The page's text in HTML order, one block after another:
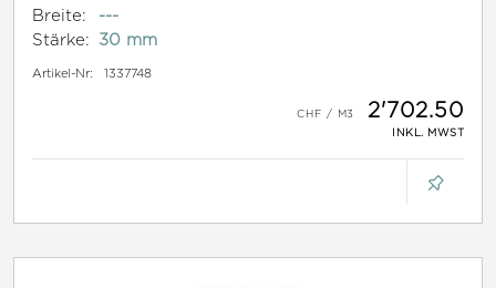
Breite:
---
Stärke:
30 mm
Artikel-Nr: 1337748
2'702.50
INKL. MWST